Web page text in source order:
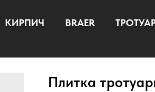
КИРПИЧ BRAER
Плитка